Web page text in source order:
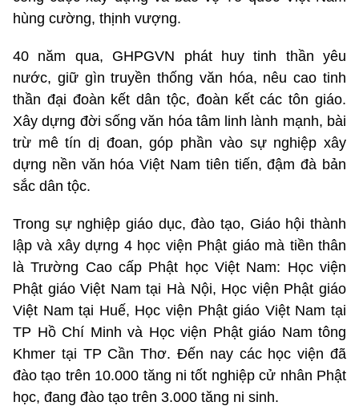
hùng cường, thịnh vượng.
40 năm qua, GHPGVN phát huy tinh thần yêu
nước, giữ gìn truyền thống văn hóa, nêu cao tinh
thần đại đoàn kết dân tộc, đoàn kết các tôn giáo.
Xây dựng đời sống văn hóa tâm linh lành mạnh, bài
trừ mê tín dị đoan, góp phần vào sự nghiệp xây
dựng nền văn hóa Việt Nam tiên tiến, đậm đà bản
sắc dân tộc.
Trong sự nghiệp giáo dục, đào tạo, Giáo hội thành
lập và xây dựng 4 học viện Phật giáo mà tiền thân
là Trường Cao cấp Phật học Việt Nam: Học viện
Phật giáo Việt Nam tại Hà Nội, Học viện Phật giáo
Việt Nam tại Huế, Học viện Phật giáo Việt Nam tại
TP Hồ Chí Minh và Học viện Phật giáo Nam tông
Khmer tại TP Cần Thơ. Đến nay các học viện đã
đào tạo trên 10.000 tăng ni tốt nghiệp cử nhân Phật
học, đang đào tạo trên 3.000 tăng ni sinh.